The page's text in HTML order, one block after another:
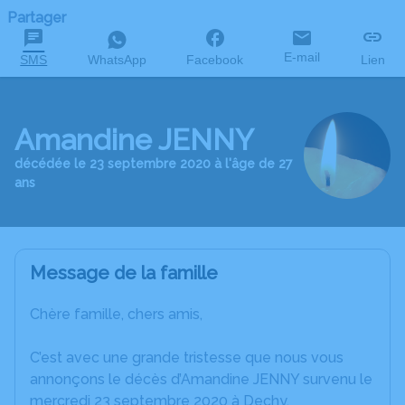
Partager
SMS WhatsApp Facebook E-mail Lien
Amandine JENNY
décédée le 23 septembre 2020 à l'âge de 27
ans
Message de la famille
Chère famille, chers amis,
C’est avec une grande tristesse que nous vous
annonçons le décès d’Amandine JENNY survenu le
mercredi 23 septembre 2020 à Dechy.